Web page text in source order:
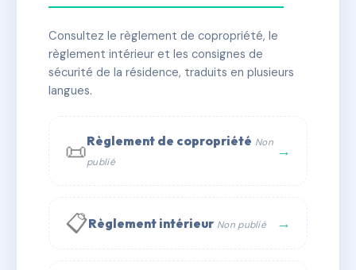
✓ Immatriculée 🏠 76 lots 🏗 2 bâtiment(s)
📞 Contacter Syndic Digital
Consultez le règlement de copropriété, le
règlement intérieur et les consignes de
sécurité de la résidence, traduits en plusieurs
langues.
📜Règlement de copropriété Non
publié
→
📋Règlement intérieur Non publié →